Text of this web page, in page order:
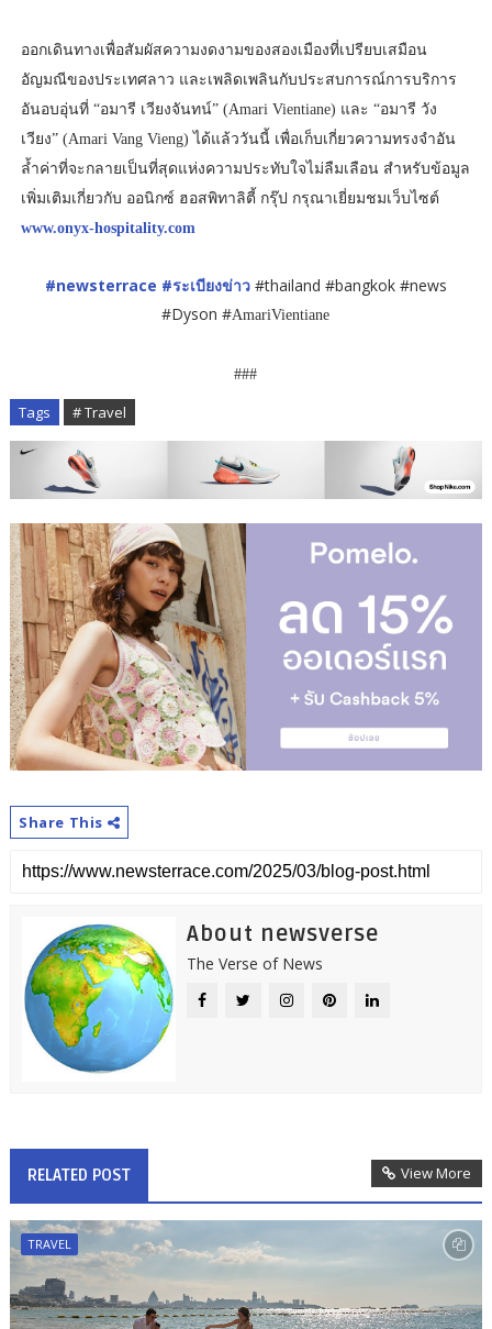
ออกเดินทางเพื่อสัมผัสความงดงามของสองเมืองที่เปรียบเสมือน
อัญมณีของประเทศลาว และเพลิดเพลินกับประสบการณ์การบริการ
อันอบอุ่นที่ “อมารี เวียงจันทน์” (Amari Vientiane) และ “อมารี วัง
เวียง” (Amari Vang Vieng) ได้แล้ววันนี้ เพื่อเก็บเกี่ยวความทรงจำอัน
ล้ำค่าที่จะกลายเป็นที่สุดแห่งความประทับใจไม่ลืมเลือน สำหรับข้อมูล
เพิ่มเติมเกี่ยวกับ ออนิกซ์ ฮอสพิทาลิตี้ กรุ๊ป กรุณาเยี่ยมชมเว็บไซต์
www.onyx-hospitality.com
#newsterrace #ระเบียงข่าว#thailand #bangkok #news
#Dyson #AmariVientiane
###
Tags # Travel
Share This
About newsverse
The Verse of News
RELATED POST View More
TRAVEL